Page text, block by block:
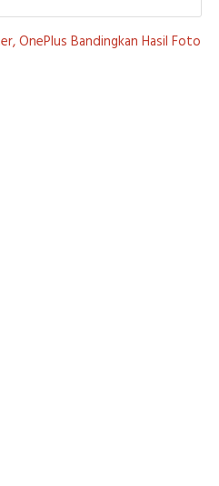
OnePlus Bandingkan Hasil Foto